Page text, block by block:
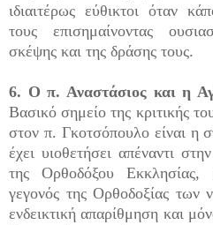
ιδιαιτέρως εύθικτοι όταν
τους επισημαίνοντας
σκέψης και της δράσης τους.
6. Ο π. Αναστάσιος και η
Βασικό σημείο της κριτικής
στον π. Γκοτσόπουλο είναι η
έχει υιοθετήσει απέναντι
της Ορθοδόξου Εκκλησίας,
γεγονός της Ορθοδοξίας
ενδεικτική απαρίθμηση και